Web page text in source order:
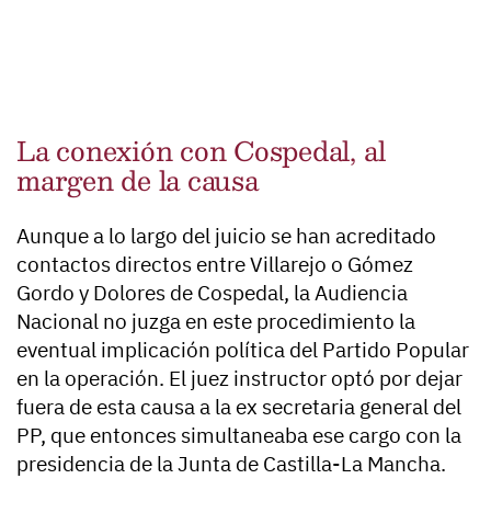
La conexión con Cospedal, al
margen de la causa
Aunque a lo largo del juicio se han acreditado
contactos directos entre Villarejo o Gómez
Gordo y Dolores de Cospedal, la Audiencia
Nacional no juzga en este procedimiento la
eventual implicación política del Partido Popular
en la operación. El juez instructor optó por dejar
fuera de esta causa a la ex secretaria general del
PP, que entonces simultaneaba ese cargo con la
presidencia de la Junta de Castilla-La Mancha.